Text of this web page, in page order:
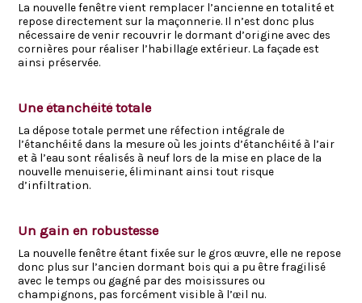
La nouvelle fenêtre vient remplacer l’ancienne en totalité et
repose directement sur la maçonnerie. Il n’est donc plus
nécessaire de venir recouvrir le dormant d’origine avec des
cornières pour réaliser l’habillage extérieur. La façade est
ainsi préservée.
Une étanchéité totale
La dépose totale permet une réfection intégrale de
l’étanchéité dans la mesure où les joints d’étanchéité à l’air
et à l’eau sont réalisés à neuf lors de la mise en place de la
nouvelle menuiserie, éliminant ainsi tout risque
d’infiltration.
Un gain en robustesse
La nouvelle fenêtre étant fixée sur le gros œuvre, elle ne repose
donc plus sur l’ancien dormant bois qui a pu être fragilisé
avec le temps ou gagné par des moisissures ou
champignons, pas forcément visible à l’œil nu.